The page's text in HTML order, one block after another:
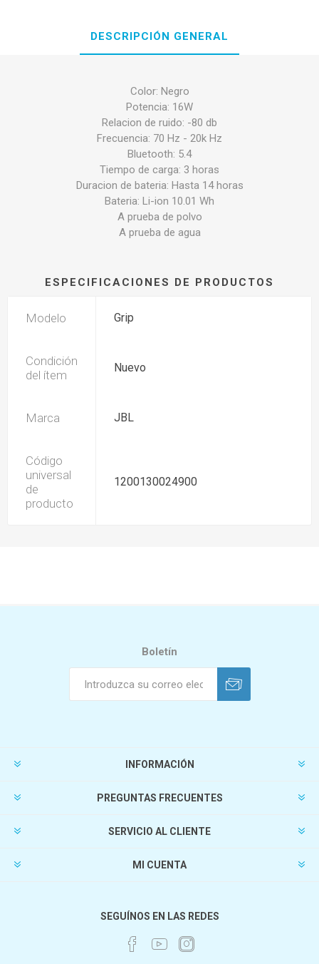
DESCRIPCIÓN GENERAL
Color: Negro
Potencia: 16W
Relacion de ruido: -80 db
Frecuencia: 70 Hz - 20k Hz
Bluetooth: 5.4
Tiempo de carga: 3 horas
Duracion de bateria: Hasta 14 horas
Bateria: Li-ion 10.01 Wh
A prueba de polvo
A prueba de agua
ESPECIFICACIONES DE PRODUCTOS
Modelo Grip
Condición
del ítem
Nuevo
Marca JBL
Código
universal
de
producto
1200130024900
Boletín
INFORMACIÓN
PREGUNTAS FRECUENTES
SERVICIO AL CLIENTE
MI CUENTA
SEGUÍNOS EN LAS REDES